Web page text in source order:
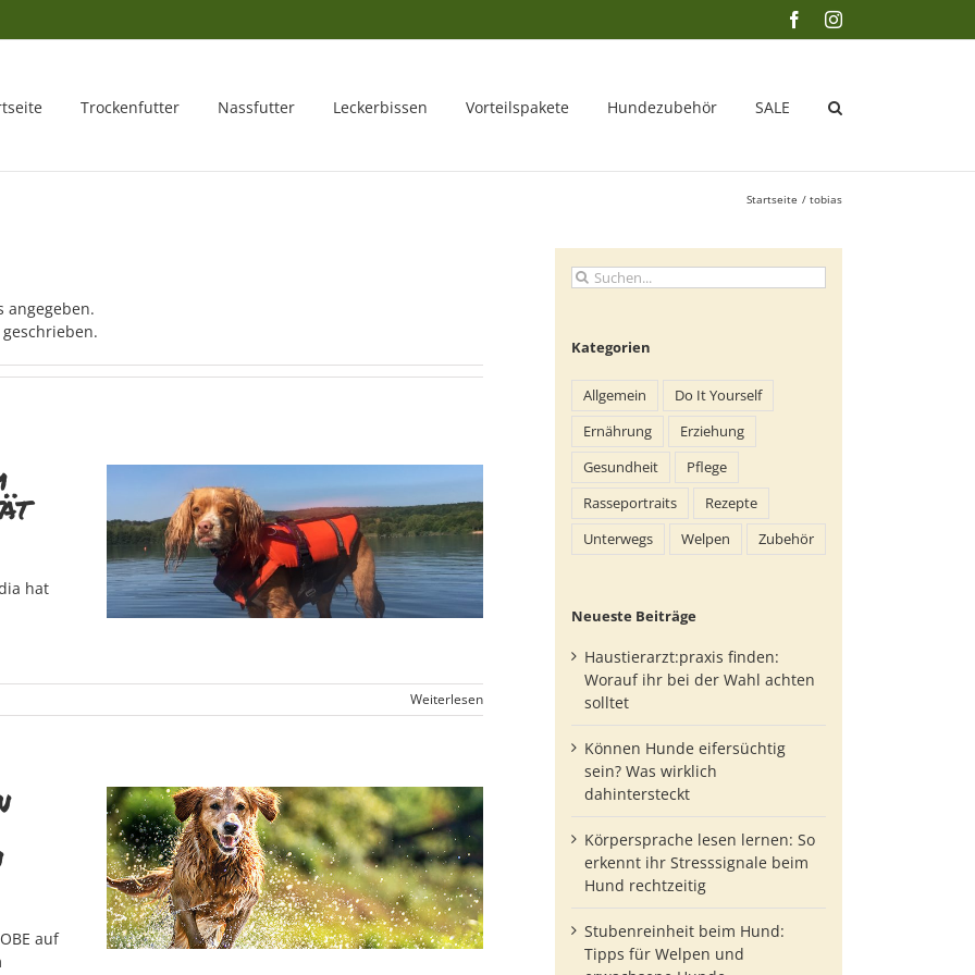
FacebookInstagram
Trockenfutter Nassfutter Leckerbissen Vorteilspakete Hundezubehör SALE
Startseite tobias
angegeben.
hat
Weiterlesen
auf
Suche
Kategorien
Allgemein
Do It Yourself
Ernährung
Erziehung
Gesundheit
Pflege
Rasseportraits
Rezepte
Unterwegs
Welpen Zubehör
Neueste Beiträge
Haustierarzt:praxis finden:
Worauf ihr bei der Wahl achten
solltet
Können Hunde eifersüchtig
sein? Was wirklich
dahintersteckt
Körpersprache lesen lernen: So
erkennt ihr Stresssignale beim
Hund rechtzeitig
Stubenreinheit beim Hund:
Tipps für Welpen und